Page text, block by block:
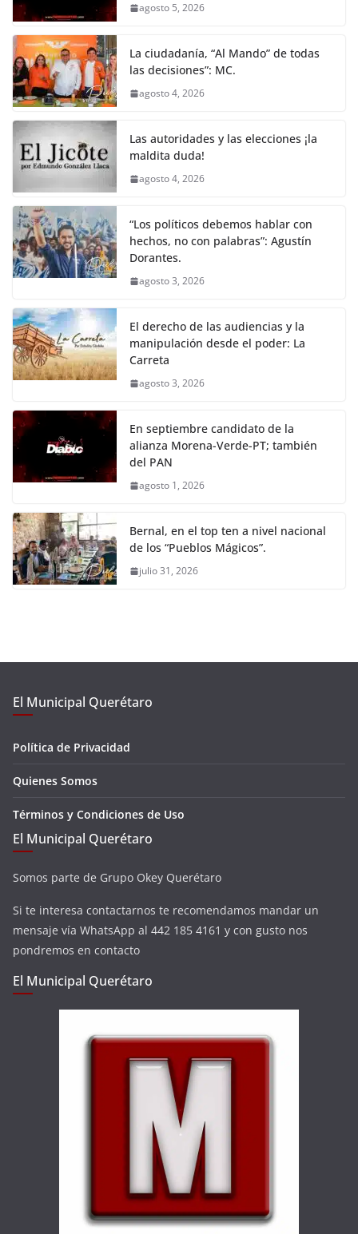
agosto 5, 2026
La ciudadanía, “Al Mando” de todas
las decisiones”: MC.
agosto 4, 2026
Las autoridades y las elecciones ¡la
maldita duda!
agosto 4, 2026
“Los políticos debemos hablar con
hechos, no con palabras”: Agustín
Dorantes.
agosto 3, 2026
El derecho de las audiencias y la
manipulación desde el poder: La
Carreta
agosto 3, 2026
En septiembre candidato de la
alianza Morena-Verde-PT; también
del PAN
agosto 1, 2026
Bernal, en el top ten a nivel nacional
de los “Pueblos Mágicos”.
julio 31, 2026
El Municipal Querétaro
Política de Privacidad
Quienes Somos
Términos y Condiciones de Uso
El Municipal Querétaro
Somos parte de Grupo Okey Querétaro
Si te interesa contactarnos te recomendamos mandar un
mensaje vía WhatsApp al 442 185 4161 y con gusto nos
pondremos en contacto
El Municipal Querétaro